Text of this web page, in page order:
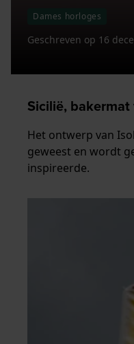
Dames horloges
Geschreven op 16
Sicilië,
Het ontwerp van
geweest en wordt
inspireerde.